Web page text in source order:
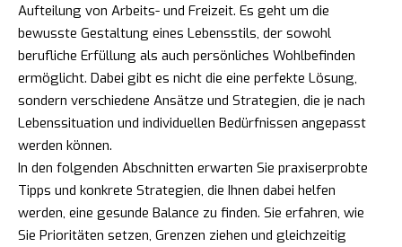
Aufteilung von Arbeits- und Freizeit. Es geht um die
bewusste Gestaltung eines Lebensstils, der sowohl
berufliche Erfüllung als auch persönliches Wohlbefinden
ermöglicht. Dabei gibt es nicht die eine perfekte Lösung,
sondern verschiedene Ansätze und Strategien, die je nach
Lebenssituation und individuellen Bedürfnissen angepasst
werden können.
In den folgenden Abschnitten erwarten Sie praxiserprobte
Tipps und konkrete Strategien, die Ihnen dabei helfen
werden, eine gesunde Balance zu finden. Sie erfahren, wie
Sie Prioritäten setzen, Grenzen ziehen und gleichzeitig